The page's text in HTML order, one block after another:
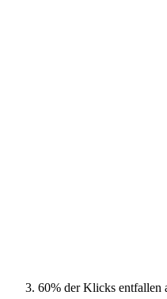
60% der Klicks entfallen